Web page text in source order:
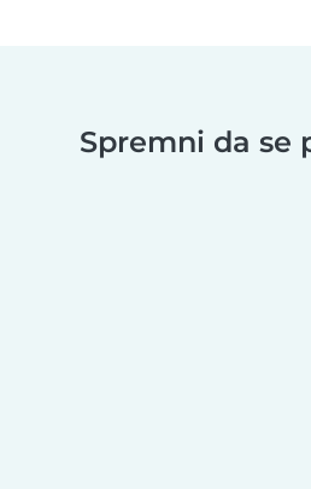
Spremni da se